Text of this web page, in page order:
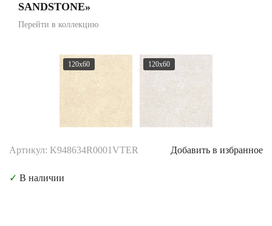
SANDSTONE»
Перейти в коллекцию
120x60 120x60
Артикул: K948634R0001VTER Добавить в избранное
✓ В наличии